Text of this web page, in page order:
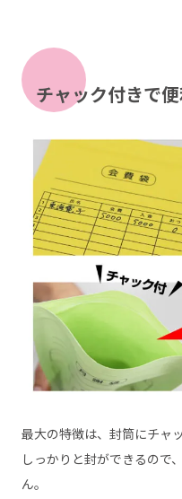
チャック付きで
最大の特徴は、封筒にチャ
しっかりと封ができるので
ん。